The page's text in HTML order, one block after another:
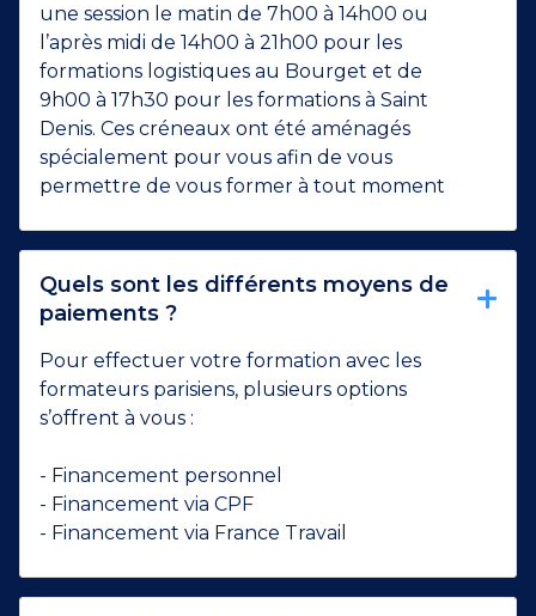
une session le matin de 7h00 à 14h00 ou
l’après midi de 14h00 à 21h00 pour les
formations logistiques au Bourget et de
9h00 à 17h30 pour les formations à Saint
Denis. Ces créneaux ont été aménagés
spécialement pour vous afin de vous
permettre de vous former à tout moment
Quels sont les différents moyens de
paiements ?
Pour effectuer votre formation avec les
formateurs parisiens, plusieurs options
s’offrent à vous :
- Financement personnel
- Financement via CPF
- Financement via France Travail